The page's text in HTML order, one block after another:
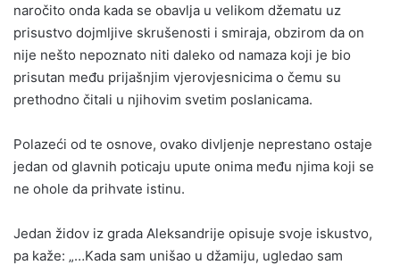
naročito onda kada se obavlja u velikom džematu uz
prisustvo dojmljive skrušenosti i smiraja, obzirom da on
nije nešto nepoznato niti daleko od namaza koji je bio
prisutan među prijašnjim vjerovjesnicima o čemu su
prethodno čitali u njihovim svetim poslanicama.
Polazeći od te osnove, ovako divljenje neprestano ostaje
jedan od glavnih poticaju upute onima među njima koji se
ne ohole da prihvate istinu.
Jedan židov iz grada Aleksandrije opisuje svoje iskustvo,
pa kaže: „…Kada sam unišao u džamiju, ugledao sam